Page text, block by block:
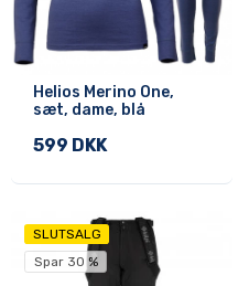
Helios Merino One,
sæt, dame, blå
599 DKK
SLUTSALG
Spar 30 %